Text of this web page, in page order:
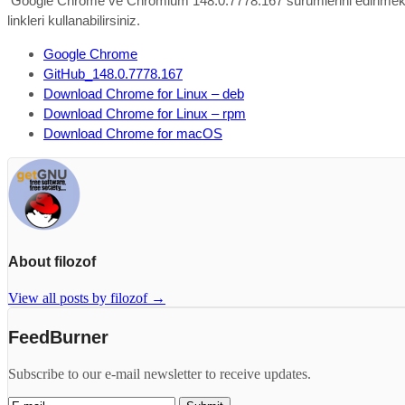
linkleri kullanabilirsiniz.
Google Chrome
GitHub_148.0.7778.167
Download Chrome for Linux – deb
Download Chrome for Linux – rpm
Download Chrome for macOS
About filozof
View all posts by filozof →
FeedBurner
Subscribe to our e-mail newsletter to receive updates.